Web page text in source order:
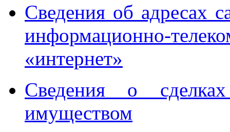
Сведения об адресах
информационно-
«интернет»
Сведения о
имуществом